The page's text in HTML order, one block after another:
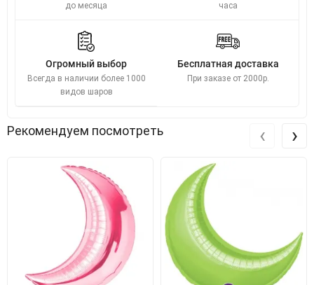
до месяца
часа
Огромный выбор
Всегда в наличии более 1000
видов шаров
Бесплатная доставка
При заказе от 2000р.
Рекомендуем посмотреть ‹ ›